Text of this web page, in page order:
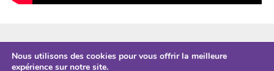
Nous utilisons des cookies pour vous offrir la meilleure
expérience sur notre site.